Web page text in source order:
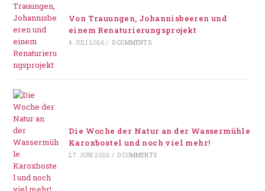
Von Trauungen, Johannisbeeren und
einem Renaturierungsprojekt
4. JULI 2026 / 0 COMMENTS
Die Woche der Natur an der Wassermühle
Karoxbostel und noch viel mehr!
27. JUNI 2026 / 0 COMMENTS